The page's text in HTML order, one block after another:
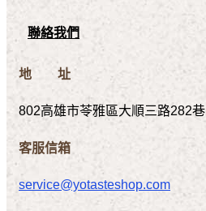
聯絡我們
地 址
802高雄市苓雅區大順三路282
客服信箱
service@yotasteshop.com